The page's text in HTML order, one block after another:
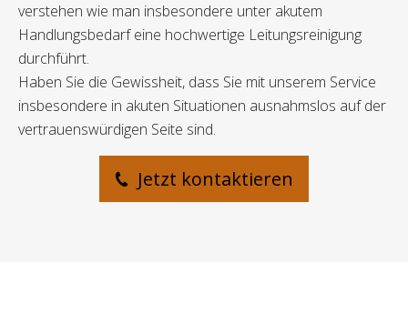
verstehen wie man insbesondere unter akutem
Handlungsbedarf eine hochwertige Leitungsreinigung
durchführt.
Haben Sie die Gewissheit, dass Sie mit unserem Service
insbesondere in akuten Situationen ausnahmslos auf der
vertrauenswürdigen Seite sind.
Jetzt kontaktieren